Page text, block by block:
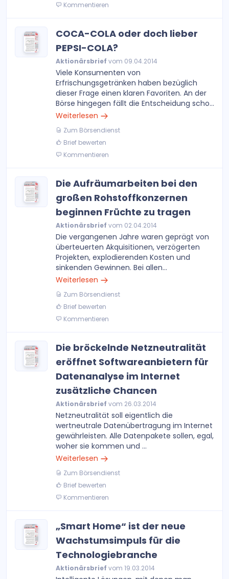
Kommentieren
COCA-COLA oder doch lieber
PEPSI-COLA?
Aktionärsbrief vom 09.04.2014
Viele Konsumenten von
Erfrischungsgetränken haben bezüglich
dieser Frage einen klaren Favoriten. An der
Börse hingegen fällt die Entscheidung scho...
Weiterlesen
Zum Börsendienst
Brief bewerten
Kommentieren
Die Aufräumarbeiten bei den
großen Rohstoffkonzernen
beginnen Früchte zu tragen
Aktionärsbrief vom 02.04.2014
Die vergangenen Jahre waren geprägt von
überteuerten Akquisitionen, verzögerten
Projekten, explodierenden Kosten und
sinkenden Gewinnen. Bei allen...
Weiterlesen
Zum Börsendienst
Brief bewerten
Kommentieren
Die bröckelnde Netzneutralität
eröffnet Softwareanbietern für
Datenanalyse im Internet
zusätzliche Chancen
Aktionärsbrief vom 26.03.2014
Netzneutralität soll eigentlich die
wertneutrale Datenübertragung im Internet
gewährleisten. Alle Datenpakete sollen, egal,
woher sie kommen und ...
Weiterlesen
Zum Börsendienst
Brief bewerten
Kommentieren
„Smart Home“ ist der neue
Wachstumsimpuls für die
Technologiebranche
Aktionärsbrief vom 19.03.2014